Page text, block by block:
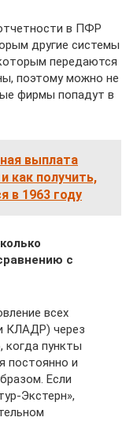
в ПФР
другие системы
передаются
поэтому можно не
фирмы попадут в
выплата
как получить,
в 1963 году
с
всех
КЛАДР) через
когда пункты
постоянно и
Если
Экстерн»,